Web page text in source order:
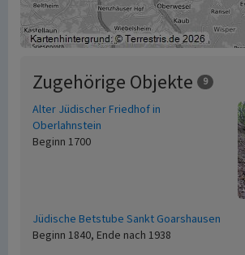
Zugehörige Objekte 9
Alter Jüdischer Friedhof in
Oberlahnstein
Beginn 1700
Jüdische Betstube Sankt Goarshausen
Beginn 1840, Ende nach 1938